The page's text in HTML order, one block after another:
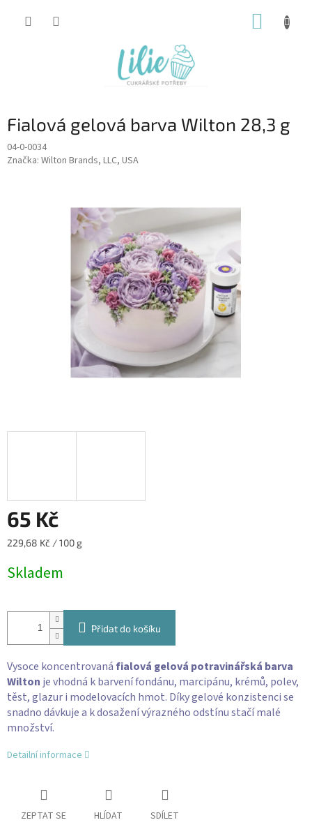
Fialová gelová barva Wilton 28,3 g
04-0-0034
Značka: Wilton Brands, LLC, USA
65 Kč
Měrná
229,68 Kč / 100 g
Skladem
Přidat do košíku
Vysoce koncentrovanáfialová gelová potravinářská barva
Wilton je vhodná k barvení fondánu, marcipánu, krémů, polev,
těst, glazur i modelovacích hmot. Díky gelové konzistenci se
snadno dávkuje a k dosažení výrazného odstínu stačí malé
množství.
Detailní informace
ZEPTAT SE HLÍDAT SDÍLET